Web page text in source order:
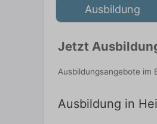
Ausbildung
Jetzt
Ausbildungsangebote im
Ausbildung in